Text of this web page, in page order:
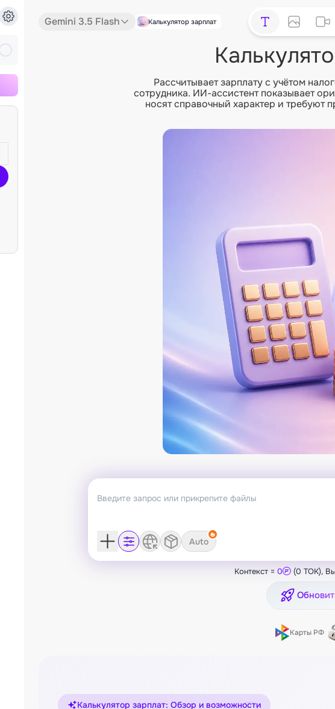
Gemini 3.5 Flash Калькулятор зарплат
Рассчитывает зарплату с учётом
сотрудника. ИИ-ассистент показывает
носят справочный характер и требуют
Auto
Контекст = 0 (0 TOK),
Карты РФ
Калькулятор зарплат: Обзор и возможности